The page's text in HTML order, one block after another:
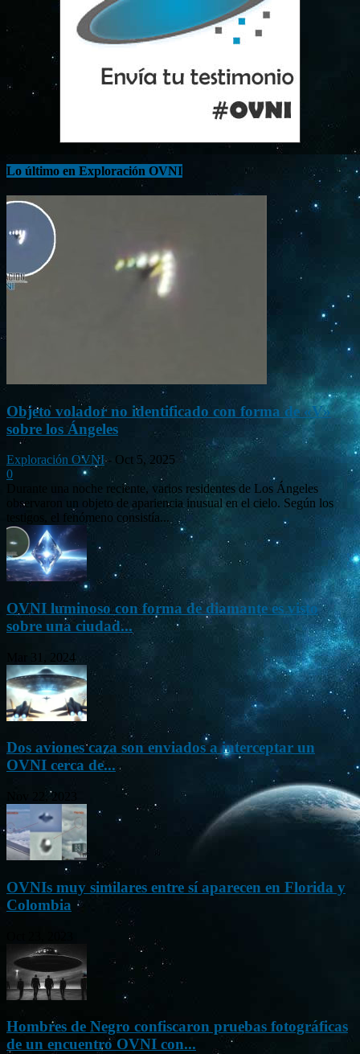
Lo último en Exploración OVNI
Objeto volador no identificado con forma de «V»
sobre los Ángeles
Exploración OVNI - Oct 5, 2025
0
Durante una noche reciente, varios residentes de Los Ángeles
observaron un objeto de apariencia inusual en el cielo. Según los
testigos, el fenómeno consistía...
OVNI luminoso con forma de diamante es visto
sobre una ciudad...
Mar 31, 2024
Dos aviones caza son enviados a interceptar un
OVNI cerca de...
Nov 22, 2023
OVNIs muy similares entre sí aparecen en Florida y
Colombia
Hombres de Negro confiscaron pruebas fotográficas
de un encuentro OVNI con...